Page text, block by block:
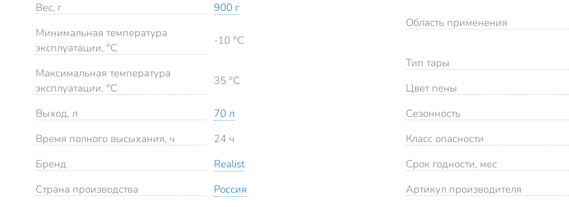
Вес, г
900 г
Минимальная температура
эксплуатации, °C
-10 °C
Максимальная температура
эксплуатации, °C
35 °C
Выход, л
70 л
Время полного высыхания, ч
24 ч
Бренд
Realist
Страна производства
Россия
Область применения
Тип тары
Цвет пены
Сезонность
Класс опасности
Срок годности, мес
Артикул производителя